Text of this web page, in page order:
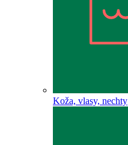
Koža, vlasy, nechty